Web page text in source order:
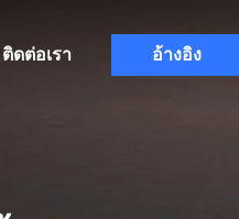
ติดต่อเรา อ้างอิง